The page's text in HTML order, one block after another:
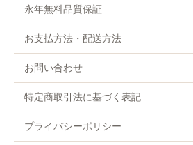
永年無料品質保証
お支払方法・配送方法
お問い合わせ
特定商取引法に基づく表記
プライバシーポリシー